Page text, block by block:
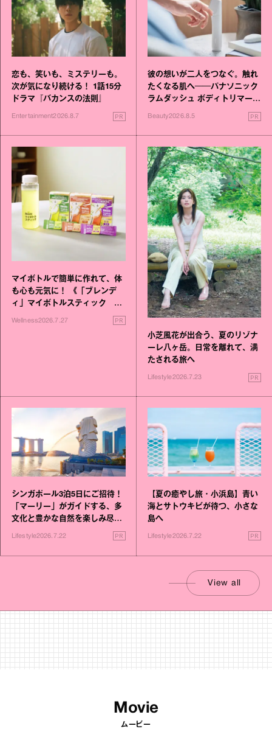
恋も、笑いも、ミステリーも。
次が気になり続ける！ 1話15分
ドラマ『バカンスの法則』
Entertainment2026.8.7 PR
彼の想いが二人をつなぐ。触れ
たくなる肌へ──パナソニック
ラムダッシュ ボディトリマーが
Beauty2026.8.5 PR
マイボトルで簡単に作れて、体
も心も元気に！ 《「ブレンデ
ィ」マイボトルスティック い
いこと毎日》シリーズが誕生
Wellness2026.7.27 PR
小芝風花が出合う、夏のリゾナ
ーレ八ヶ岳。日常を離れて、満
たされる旅へ
Lifestyle2026.7.23 PR
シンガポール3泊5日にご招待！
「マーリー」がガイドする、多
文化と豊かな自然を楽しみ尽く
Lifestyle2026.7.22 PR
【夏の癒やし旅・小浜島】青い
海とサトウキビが待つ、小さな
島へ
Lifestyle2026.7.22 PR
View all
Movie
ムービー